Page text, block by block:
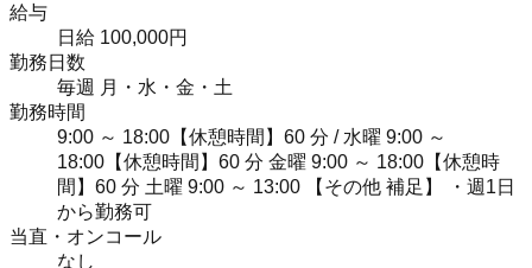
給与
日給 100,000円
勤務日数
毎週 月・水・金・土
勤務時間
9:00 ～ 18:00【休憩時間】60 分 / 水曜 9:00 ～
18:00【休憩時間】60 分 金曜 9:00 ～ 18:00【休憩時
間】60 分 土曜 9:00 ～ 13:00 【その他 補足】 ・週1日
から勤務可
当直・オンコール
なし